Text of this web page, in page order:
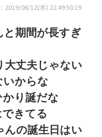
：2019/06/12(水) 22:49:50.19
期間が長すぎ
丈夫じゃない
いからな
り誕だな
きてる
の誕生日はい